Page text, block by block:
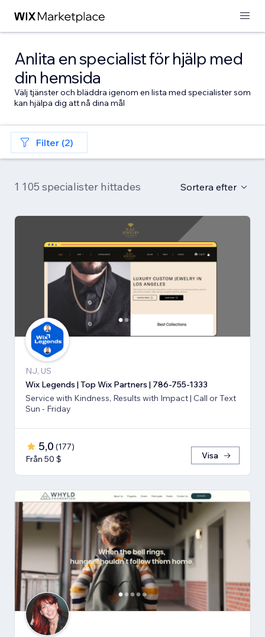
Anlita en specialist för hjälp med
din hemsida
Välj tjänster och bläddra igenom en lista med specialister som
kan hjälpa dig att nå dina mål
Filter (2)
1 105 specialister hittades Sortera efter
NJ, US
Wix Legends | Top Wix Partners | 786-755-1333
Service with Kindness, Results with Impact | Call or Text
Sun - Friday
5,0 (177)
Från 50 $
Visa